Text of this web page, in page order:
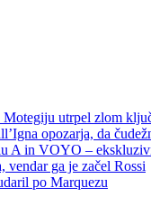
utrpel zlom
opozarja, da
A in VOYO –
vendar ga je začel Rossi
po Marquezu